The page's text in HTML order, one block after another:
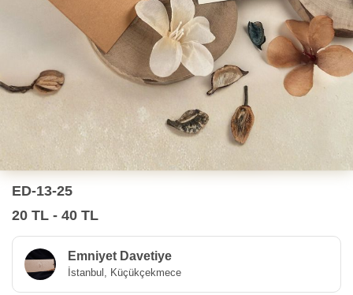
ED-13-25
20 TL - 40 TL
Emniyet Davetiye
İstanbul, Küçükçekmece